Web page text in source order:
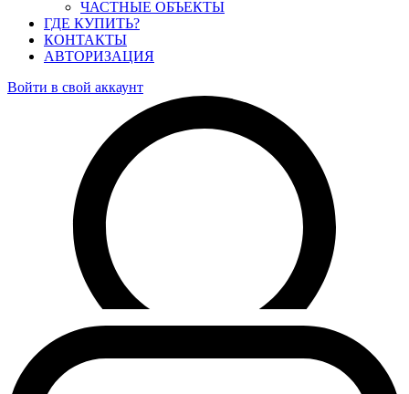
ЧАСТНЫЕ ОБЪЕКТЫ
ГДЕ КУПИТЬ?
КОНТАКТЫ
АВТОРИЗАЦИЯ
Войти в свой аккаунт